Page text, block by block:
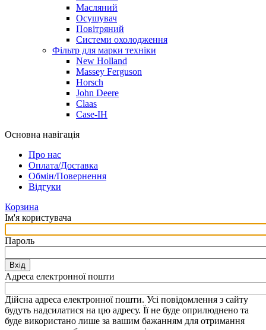
Масляний
Осушувач
Повітряний
Системи охолодження
Фільтр для марки техніки
New Holland
Massey Ferguson
Horsch
John Deere
Claas
Case-IH
Основна навігація
Про нас
Оплата/Доставка
Обмін/Повернення
Відгуки
Корзина
Ім'я користувача
Пароль
Вхід
Адреса електронної пошти
Дійсна адреса електронної пошти. Усі повідомлення з сайту
будуть надсилатися на цю адресу. Її не буде оприлюднено та
буде використано лише за вашим бажанням для отримання